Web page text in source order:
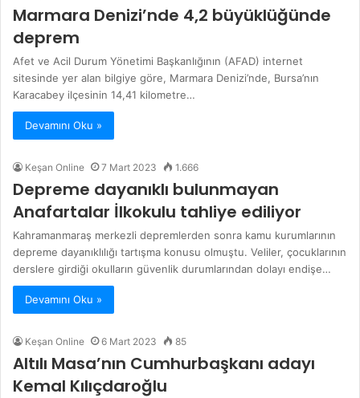
Marmara Denizi’nde 4,2 büyüklüğünde
deprem
Afet ve Acil Durum Yönetimi Başkanlığının (AFAD) internet
sitesinde yer alan bilgiye göre, Marmara Denizi’nde, Bursa’nın
Karacabey ilçesinin 14,41 kilometre…
Devamını Oku »
Keşan Online 7 Mart 2023 1.666
Depreme dayanıklı bulunmayan
Anafartalar İlkokulu tahliye ediliyor
Kahramanmaraş merkezli depremlerden sonra kamu kurumlarının
depreme dayanıklılığı tartışma konusu olmuştu. Veliler, çocuklarının
derslere girdiği okulların güvenlik durumlarından dolayı endişe…
Devamını Oku »
Keşan Online 6 Mart 2023 85
Altılı Masa’nın Cumhurbaşkanı adayı
Kemal Kılıçdaroğlu